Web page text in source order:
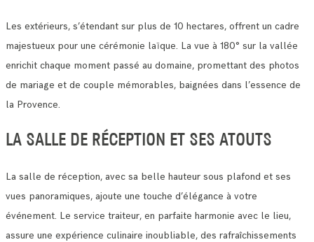
Les extérieurs, s’étendant sur plus de 10 hectares, offrent un cadre
majestueux pour une cérémonie laïque. La vue à 180° sur la vallée
enrichit chaque moment passé au domaine, promettant des photos
de mariage et de couple mémorables, baignées dans l’essence de
la Provence.
LA SALLE DE RÉCEPTION ET SES ATOUTS
La salle de réception, avec sa belle hauteur sous plafond et ses
vues panoramiques, ajoute une touche d’élégance à votre
événement. Le service traiteur, en parfaite harmonie avec le lieu,
assure une expérience culinaire inoubliable, des rafraîchissements